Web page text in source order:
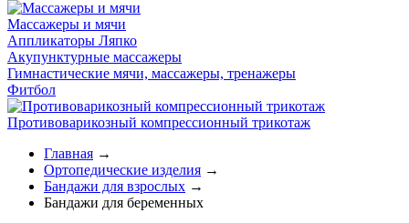
Массажеры и мячи
Аппликаторы Ляпко
Акупунктурные массажеры
Гимнастические мячи, массажеры, тренажеры
Фитбол
Противоварикозный компрессионный трикотаж
Главная →
Ортопедические изделия →
Бандажи для взрослых →
Бандажи для беременных